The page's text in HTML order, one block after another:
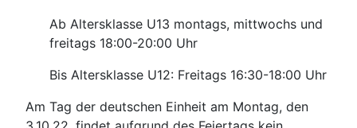
Ab Altersklasse U13 montags, mittwochs und
freitags 18:00-20:00 Uhr
Bis Altersklasse U12: Freitags 16:30-18:00 Uhr
Am Tag der deutschen Einheit am Montag, den